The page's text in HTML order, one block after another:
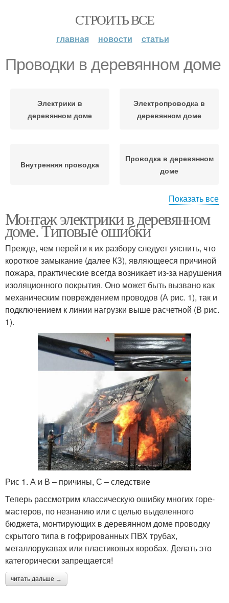
СТРОИТЬ ВСЕ
главная новости статьи
Проводки в деревянном доме
Электрики в
деревянном доме
Электропроводка в
деревянном доме
Внутренняя проводка
Проводка в деревянном
доме
Закрытая проводка Проводка на даче
Дом в кабель
Электропроводки в
деревянном доме
Скрытая проводка
Деревянный дом Дом с помощью
деревянному потолку
деревянных строениях
Открытая проводка Проводки по дереву
Показать все
Монтаж электрики в деревянном
доме. Типовые ошибки
Прежде, чем перейти к их разбору следует уяснить, что
короткое замыкание (далее КЗ), являющееся причиной
пожара, практические всегда возникает из-за нарушения
изоляционного покрытия. Оно может быть вызвано как
механическим повреждением проводов (А рис. 1), так и
подключением к линии нагрузки выше расчетной (В рис.
1).
Рис 1. А и В – причины, С – следствие
Теперь рассмотрим классическую ошибку многих горе-
мастеров, по незнанию или с целью выделенного
бюджета, монтирующих в деревянном доме проводку
скрытого типа в гофрированных ПВХ трубах,
металлорукавах или пластиковых коробах. Делать это
категорически запрещается!
читать дальше →